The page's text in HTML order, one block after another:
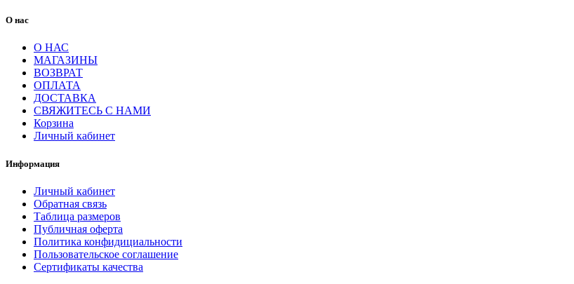
О нас
О НАС
МАГАЗИНЫ
ВОЗВРАТ
ОПЛАТА
ДОСТАВКА
СВЯЖИТЕСЬ С НАМИ
Корзина
Личный кабинет
Информация
Личный кабинет
Обратная связь
Таблица размеров
Публичная оферта
Политика конфидициальности
Пользовательское соглашение
Сертификаты качества